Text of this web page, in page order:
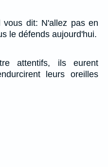
vous dit: N'allez pas en
le défends aujourd'hui.
attentifs, ils eurent
leurs oreilles